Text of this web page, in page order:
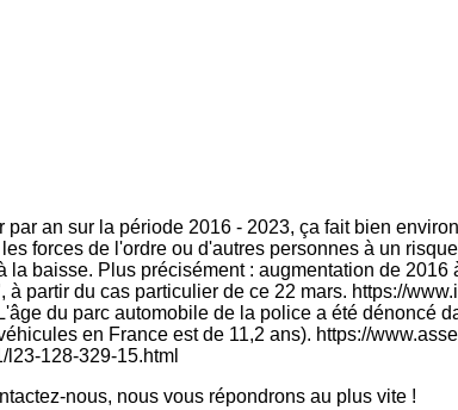
an sur la période 2016 - 2023, ça fait bien
forces de l'ordre ou d'autres personnes à un
baisse. Plus précisément : augmentation de
partir du cas particulier de ce 22 mars. https://
du parc automobile de la police a été dénoncé
en France est de 11,2 ans). https://
128-329-15.html
nous, nous vous répondrons au plus vite !